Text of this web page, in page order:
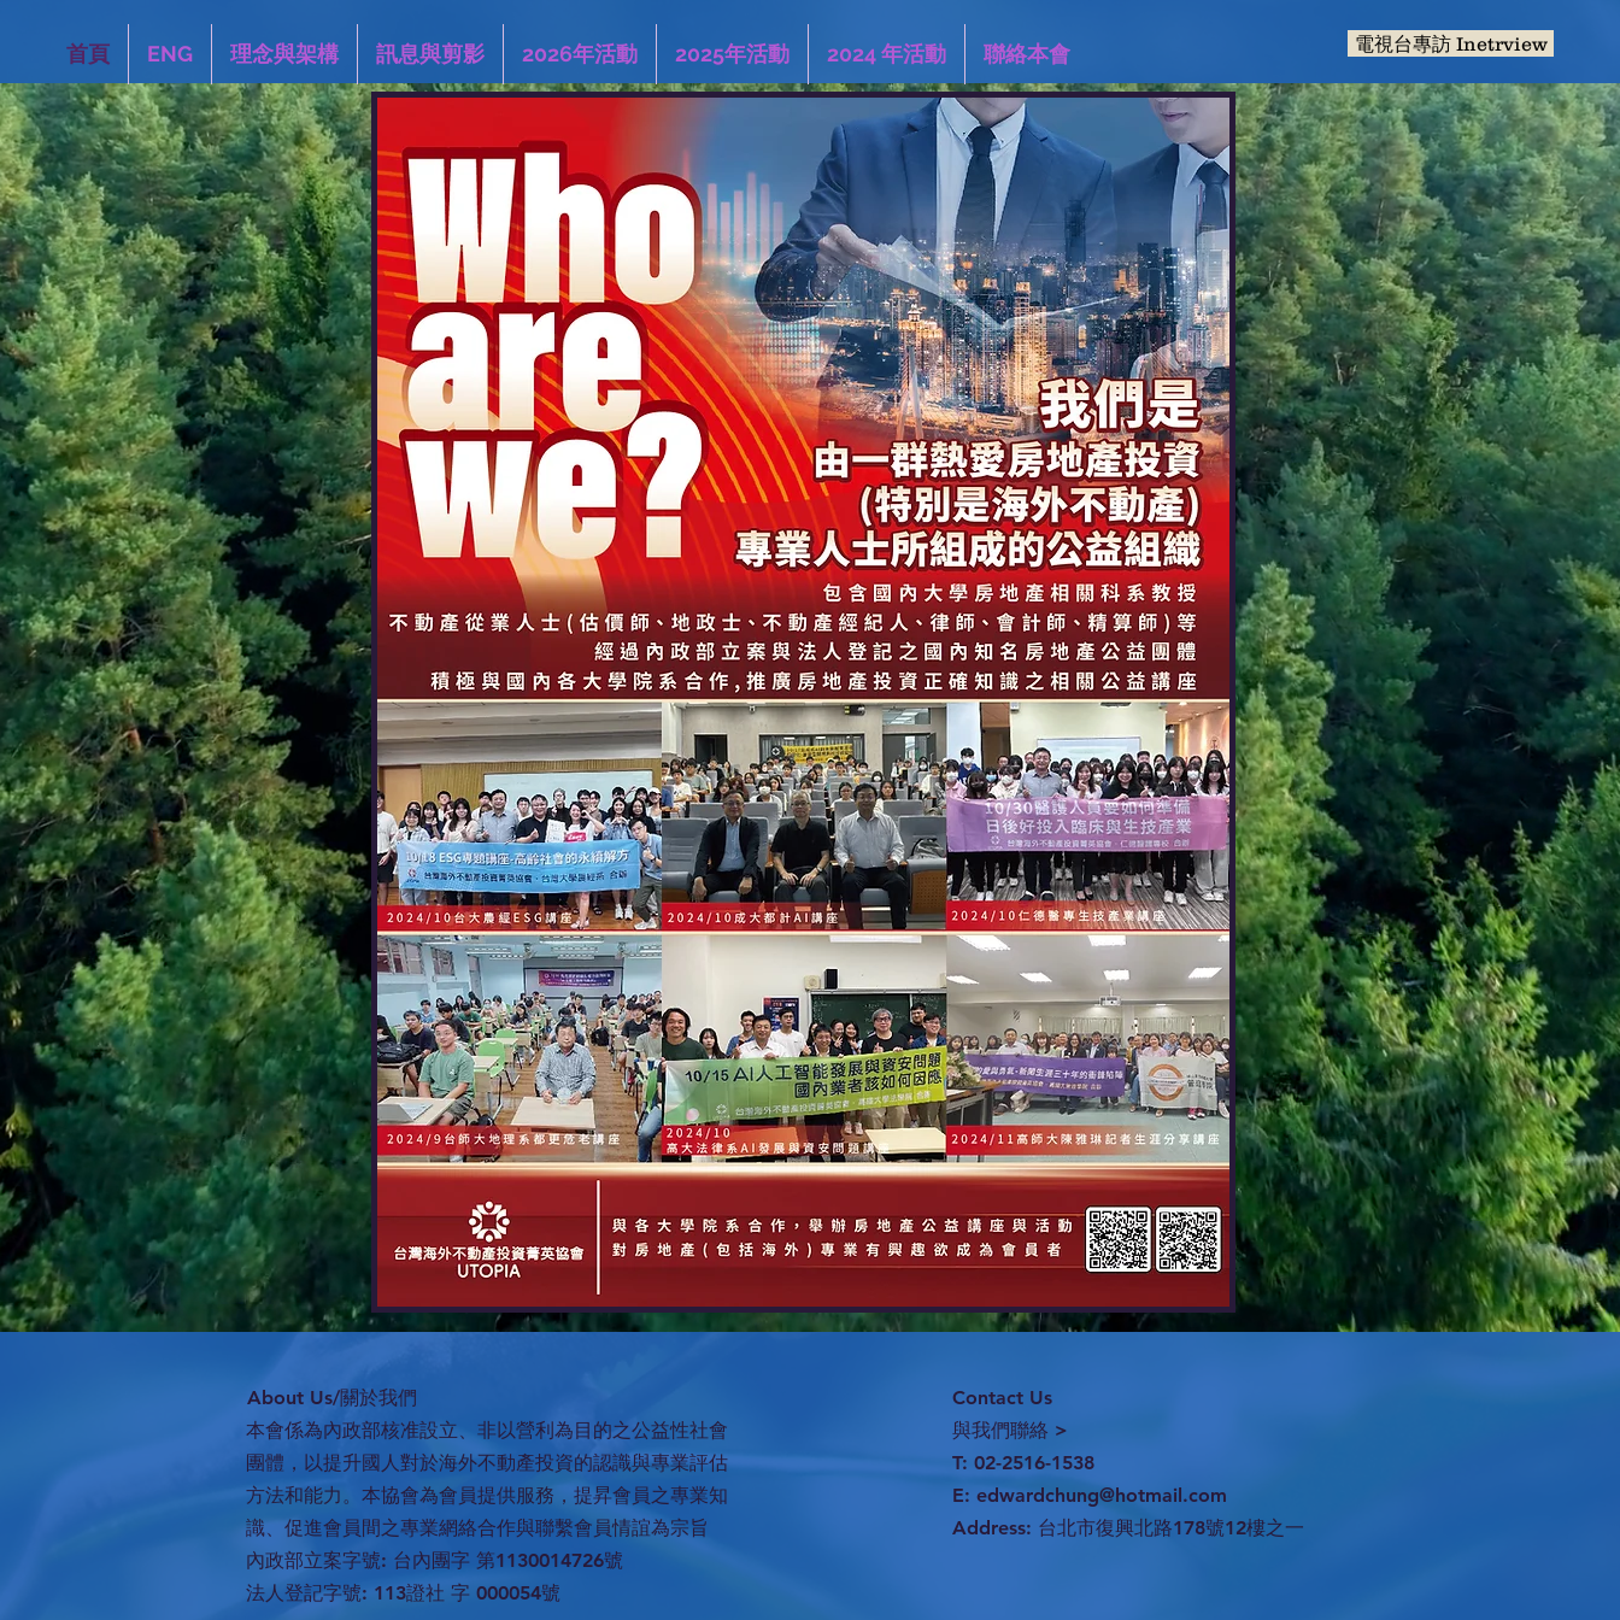
首頁 ENG 理念與架構 訊息與剪影 2026年活動 2025年活動 2024 年活動 聯絡本會 電視台專訪 Inetrview
​About Us/關於我們
本會係為內政部核准設立、非以營利為目的之公益性社會
團體，以提升國人對於海外不動產投資的認識與專業評估
方法和能力。本協會為會員提供服務，提昇會員之專業知
識、促進會員間之專業網絡合作與聯繫會員情誼為宗旨
內政部立案字號: 台內團字 第1130014726號
法人登記字號: 113證社 字 000054號
Contact Us
與我們聯絡 >
T: 02-2516-1538
E: edwardchung@hotmail.com
Address: 台北市復興北路178號12樓之一